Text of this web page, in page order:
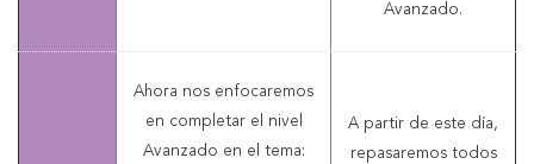
Avanzado.
Ahora nos enfocaremos
en completar el nivel
Avanzado en el tema:
A partir de este día,
repasaremos todos